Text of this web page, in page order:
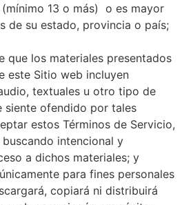
13 o más) o es mayor
de su estado, provincia o país;
que los materiales presentados
este Sitio web incluyen
textuales u otro tipo de
siente ofendido por tales
estos Términos de Servicio,
intencional y
a dichos materiales; y
para fines personales
copiará ni distribuirá